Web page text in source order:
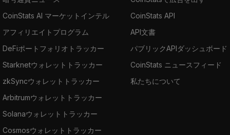
CoinStats AI マーケットインテル
アフィリエイトプログラム
DeFiポートフォリオトラッカー
Starknetウォレットトラッカー
zkSyncウォレットトラッカー
Arbitrumウォレットトラッカー
Solanaウォレットトラッカー
Cosmosウォレットトラッカー
CoinStats API
API文書
パブリックAPIダッシュボード
CoinStats ニュースフィード
私たちについて